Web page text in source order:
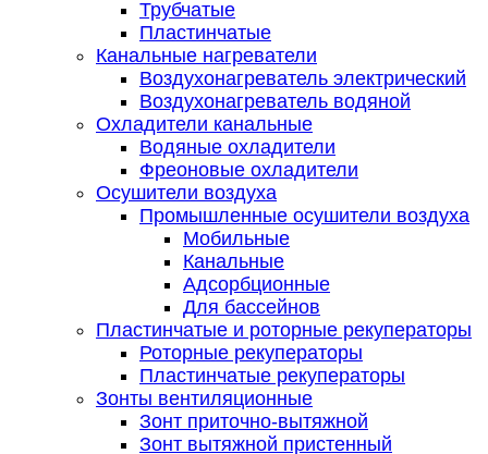
Трубчатые
Пластинчатые
Канальные нагреватели
Воздухонагреватель электрический
Воздухонагреватель водяной
Охладители канальные
Водяные охладители
Фреоновые охладители
Осушители воздуха
Промышленные осушители воздуха
Мобильные
Канальные
Адсорбционные
Для бассейнов
Пластинчатые и роторные рекуператоры
Роторные рекуператоры
Пластинчатые рекуператоры
Зонты вентиляционные
Зонт приточно-вытяжной
Зонт вытяжной пристенный